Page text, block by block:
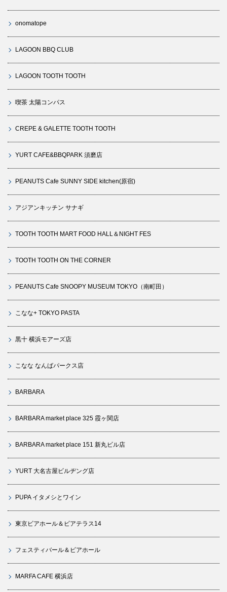
onomatope
LAGOON BBQ CLUB
LAGOON TOOTH TOOTH
喫茶 太陽コンパス
CREPE & GALETTE TOOTH TOOTH
YURT CAFE&BBQPARK 須磨店
PEANUTS Cafe SUNNY SIDE kitchen(原宿)
アジアンキッチン サナギ
TOOTH TOOTH MART FOOD HALL＆NIGHT FES
TOOTH TOOTH ON THE CORNER
PEANUTS Cafe SNOOPY MUSEUM TOKYO（南町田）
こなな+ TOKYO PASTA
黒十 横浜モアーズ店
こなな なんばパークス店
BARBARA
BARBARA market place 325 霞ヶ関店
BARBARA market place 151 新丸ビル店
YURT 大名古屋ビルヂング店
PUPA イタメシとワイン
東京ビアホール＆ビアテラス14
フェスティバール＆ビアホール
MARFA CAFE 横浜店